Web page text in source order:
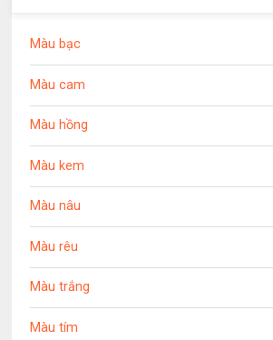
Màu bạc
Màu cam
Màu hồng
Màu kem
Màu nâu
Màu rêu
Màu trắng
Màu tím